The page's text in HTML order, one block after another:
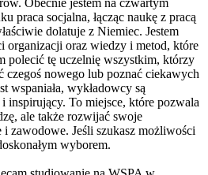
praca socjalna, łącząc naukę z pracą
dolatuje z Niemiec. Jestem
organizacji oraz wiedzy i metod, które
polecić tę uczelnię wszystkim, którzy
czegoś nowego lub poznać ciekawych
wspaniała, wykładowcy są
inspirujący. To miejsce, które pozwala
ale także rozwijać swoje
i zawodowe. Jeśli szukasz możliwości
wyborem.